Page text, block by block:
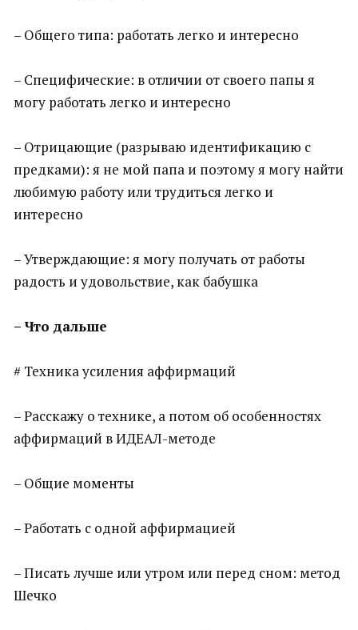
– Общего типа: работать легко и интересно
– Специфические: в отличии от своего папы я
могу работать легко и интересно
– Отрицающие (разрываю идентификацию с
предками): я не мой папа и поэтому я могу найти
любимую работу или трудиться легко и
интересно
– Утверждающие: я могу получать от работы
радость и удовольствие, как бабушка
– Что дальше
# Техника усиления аффирмаций
– Расскажу о технике, а потом об особенностях
аффирмаций в ИДЕАЛ-методе
– Общие моменты
– Работать с одной аффирмацией
– Писать лучше или утром или перед сном: метод
Шечко